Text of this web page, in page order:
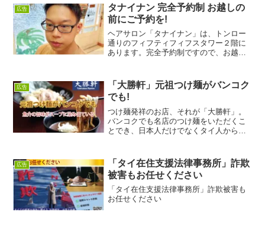
安心してお任せください。トモケンは、
作業員を自社で直接雇用し...
広告
タナイナン 完全予約制 お越しの
前にご予約を!
ヘアサロン「タナイナン」は、トンロー
通りのフィフティフィフスタワー２階に
あります。完全予約制ですので、お越し
がよいでしょう。ミンさんは簡単な日本
語ができるので、予約は電...
広告
「大勝軒」元祖つけ麺がバンコク
でも!
つけ麺発祥のお店、それが「大勝軒」。
バンコクでも名店のつけ麺をいただくこ
とでき、日本人だけでなくタイ人からも
る「濃厚魚介豚骨つけ麺（260バー
ツ）」。魚介の旨味がたっぷ...
広告
「タイ在住支援法律事務所」詐欺
被害もお任せください
「タイ在住支援法律事務所」詐欺被害も
お任せください